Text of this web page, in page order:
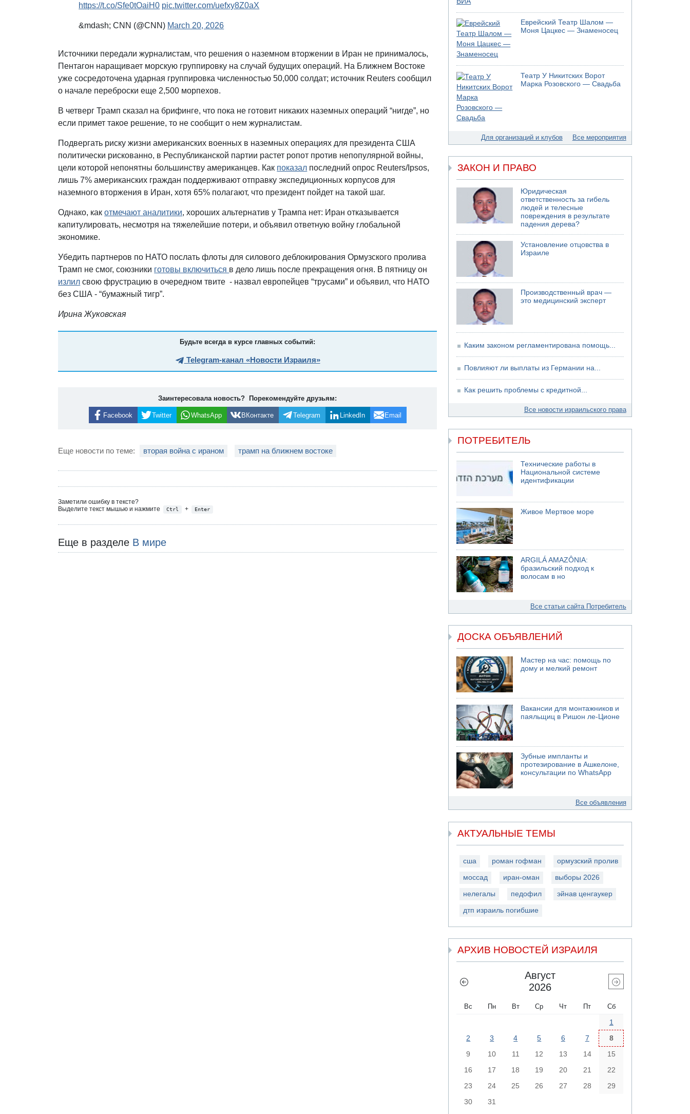
https://t.co/Sfe0tOaiH0 pic.twitter.com/uefxy8Z0aX
&mdash; CNN (@CNN) March 20, 2026
Источники передали журналистам, что решения о наземном вторжении в Иран не принималось,
Пентагон наращивает морскую группировку на случай будущих операций. На Ближнем Востоке
уже сосредоточена ударная группировка численностью 50,000 солдат; источник Reuters сообщил
о начале переброски еще 2,500 морпехов.
В четверг Трамп сказал на брифинге, что пока не готовит никаких наземных операций “нигде”, но
если примет такое решение, то не сообщит о нем журналистам.
Подвергать риску жизни американских военных в наземных операциях для президента США
политически рискованно, в Республиканской партии растет ропот против непопулярной войны,
цели которой непонятны большинству американцев. Как показал последний опрос Reuters/Ipsos,
лишь 7% американских граждан поддерживают отправку экспедиционных корпусов для
наземного вторжения в Иран, хотя 65% полагают, что президент пойдет на такой шаг.
Однако, какотмечают аналитики, хороших альтернатив у Трампа нет: Иран отказывается
капитулировать, несмотря на тяжелейшие потери, и объявил ответную войну глобальной
экономике.
Убедить партнеров по НАТО послать флоты для силового деблокирования Ормузского пролива
Трамп не смог, союзники готовы включиться в дело лишь после прекращения огня. В пятницу он
излил свою фрустрацию в очередном твите - назвал европейцев “трусами” и объявил, что НАТО
без США - “бумажный тигр”.
Ирина Жуковская
Будьте всегда в курсе главных событий:
Telegram-канал «Новости Израиля»
Заинтересовала новость? Порекомендуйте друзьям:
Facebook Twitter WhatsApp ВКонтакте Telegram LinkedIn Email
Еще новости по теме: вторая война с ираном трамп на ближнем востоке
Заметили ошибку в тексте?
Выделите текст мышью и нажмите
Ctrl + Enter
Еще в разделе В мире
Саудовская Аравия опасается нападения
хуситов и иракских ополченцев
07.08.2026 08:29
В Бат-Яме утонул мужчина
07.08.2026 08:29
Стрельба в школе Таиланда
07.08.2026 06:47
Недалеко от Бейт-Шемеша погиб
велосипедист
07.08.2026 06:24
хуситов
И еще иранские агенты
06.08.2026 13:13
Арестованы двое подозреваемых в стрельбе
по электрической компании
06.08.2026 13:07
Возле Кирьят-Арбы пожар на местности
США не будут давить на Израиль в вопросе
Ливана
06.08.2026 11:41
Трое подростков ограбили сексшоп в Холоне
Еврейский Театр Шалом —
Моня Цацкес — Знаменосец
Театр У Никитских Ворот
Марка Розовского — Свадьба
Для организаций и клубов Все мероприятия
ЗАКОН И ПРАВО
Юридическая
ответственность за гибель
людей и телесные
повреждения в результате
падения дерева?
Установление отцовства в
Израиле
Производственный врач —
это медицинский эксперт
Каким законом регламентирована помощь...
Повлияют ли выплаты из Германии на...
Как решить проблемы с кредитной...
Все новости израильского права
ПОТРЕБИТЕЛЬ
Технические работы в
Национальной системе
идентификации
Живое Мертвое море
ARGILÁ AMAZÔNIA:
бразильский подход к
волосам в но
Все статьи сайта Потребитель
ДОСКА ОБЪЯВЛЕНИЙ
Мастер на час: помощь по
дому и мелкий ремонт
Вакансии для монтажников и
паяльщиц в Ришон ле-Ционе
Зубные импланты и
протезирование в Ашкелоне,
консультации по WhatsApp
Все объявления
АКТУАЛЬНЫЕ ТЕМЫ
сша роман гофман ормузский пролив
моссад иран-оман выборы 2026
нелегалы педофил эйнав ценгаукер
дтп израиль погибшие
АРХИВ НОВОСТЕЙ ИЗРАИЛЯ
Август
2026
Вс Пн Вт Ср Чт Пт Сб
1
2
3 4 5 6 7
8
9
10 11 12 13 14
15
16
17 18 19 20 21
22
23
24 25 26 27 28
29
30
31